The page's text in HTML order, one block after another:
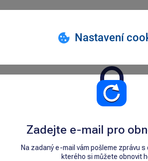
Zadejte e-mail pro
Na zadaný e-mail vám pošleme zprávu
kterého si můžete obnovit